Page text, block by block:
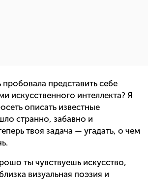
представить себе
искусственного интеллекта? Я
описать известные
странно, забавно и
твоя задача — угадать, о чем
ты чувствуешь искусство,
визуальная поэзия и